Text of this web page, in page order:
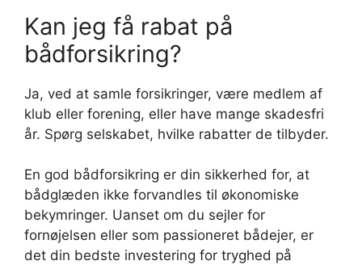
Kan jeg få rabat på
bådforsikring?
Ja, ved at samle forsikringer, være medlem af
klub eller forening, eller have mange skadesfri
år. Spørg selskabet, hvilke rabatter de tilbyder.
En god bådforsikring er din sikkerhed for, at
bådglæden ikke forvandles til økonomiske
bekymringer. Uanset om du sejler for
fornøjelsen eller som passioneret bådejer, er
det din bedste investering for tryghed på